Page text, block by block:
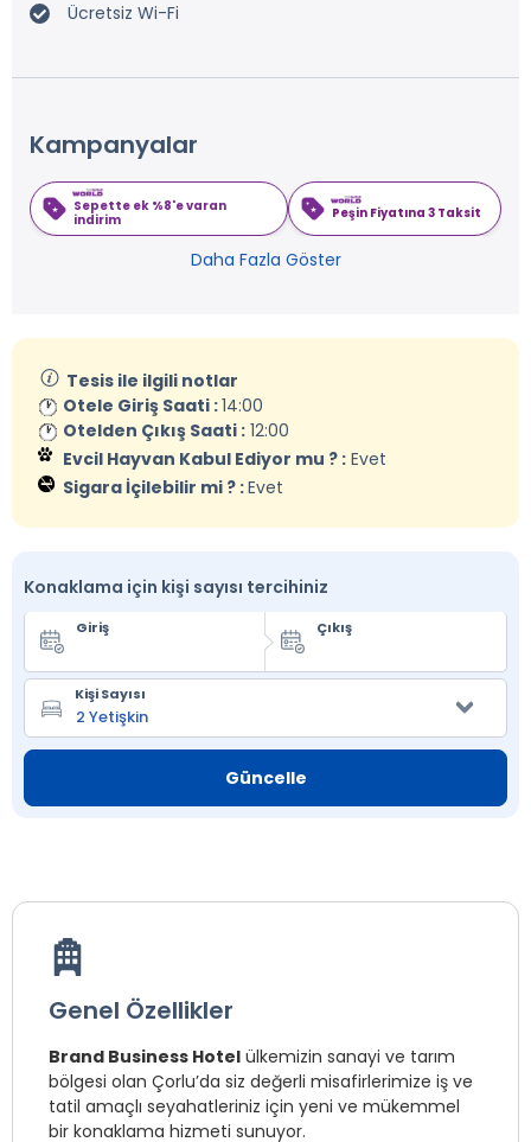
Ücretsiz Wi-Fi
Kampanyalar
Sepette ek %8'e varan
indirim
Peşin Fiyatına 3 Taksit
Daha Fazla Göster
Tesis ile ilgili notlar
Otele Giriş Saati :14:00
Otelden Çıkış Saati : 12:00
Evcil Hayvan Kabul Ediyor mu ? : Evet
Sigara İçilebilir mi ? :Evet
Konaklama için kişi sayısı tercihiniz
Giriş Çıkış
Kişi Sayısı
Güncelle
Genel Özellikler
Brand Business Hotel ülkemizin sanayi ve tarım
bölgesi olan Çorlu’da siz değerli misafirlerimize iş ve
tatil amaçlı seyahatleriniz için yeni ve mükemmel
bir konaklama hizmeti sunuyor.